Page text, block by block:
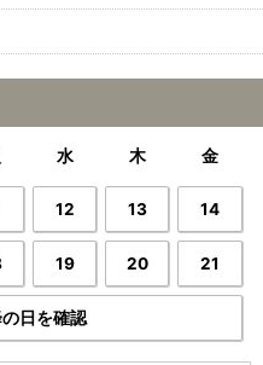
水 木 金
12 13 14
19 20 21
日を確認